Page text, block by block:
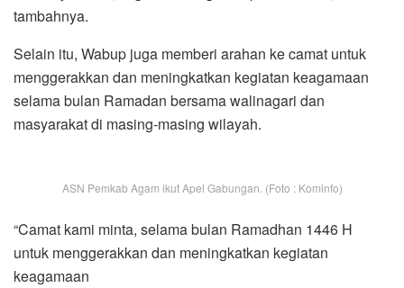
tambahnya.
Selain itu, Wabup juga memberi arahan ke camat untuk
menggerakkan dan meningkatkan kegiatan keagamaan
selama bulan Ramadan bersama walinagari dan
masyarakat di masing-masing wilayah.
ASN Pemkab Agam ikut Apel Gabungan. (Foto : Kominfo)
“Camat kami minta, selama bulan Ramadhan 1446 H
untuk menggerakkan dan meningkatkan kegiatan
keagamaan